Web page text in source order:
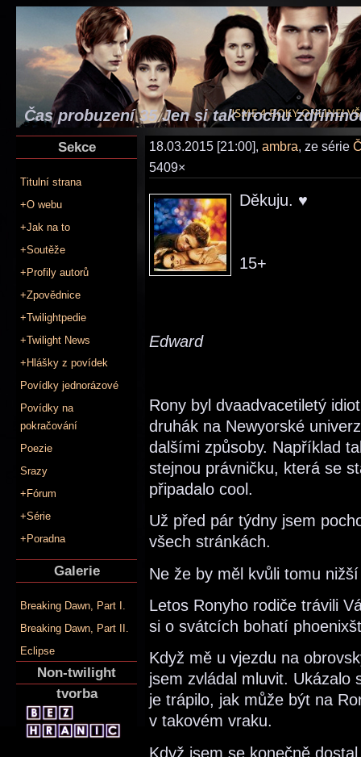
Čas probuzení 35 Jen si tak trochu
Sekce
Titulní strana
+O webu
+Jak na to
+Soutěže
+Profily autorů
+Zpovědnice
+Twilightpedie
+Twilight News
+Hlášky z povídek
Povídky jednorázové
Povídky na
pokračování
Poezie
Srazy
+Fórum
+Série
+Poradna
Galerie
Breaking Dawn, Part I.
Breaking Dawn, Part II.
Eclipse
Non-twilight
tvorba
18.03.2015 [21:00], ambra, ze série
5409×
Děkuju. ♥
15+
Edward
Rony byl dvaadvacetiletý
druhák na Newyorské
dalšími způsoby. Například
stejnou právničku, která se
připadalo cool.
Už před pár týdny jsem
všech stránkách.
Ne že by měl kvůli tomu
Letos Ronyho rodiče trávili
si o svátcích bohatí
Když mě u vjezdu na
jsem zvládal mluvit.
je trápilo, jak může být na
v takovém vraku.
Když jsem se konečně